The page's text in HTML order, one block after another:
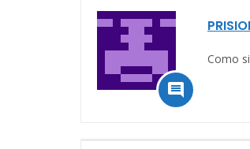

Como